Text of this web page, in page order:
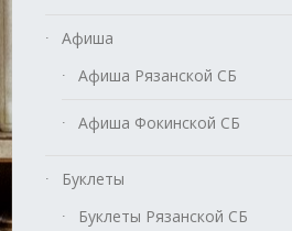
Афиша
Афиша Рязанской СБ
Афиша Фокинской СБ
Буклеты
Буклеты Рязанской СБ